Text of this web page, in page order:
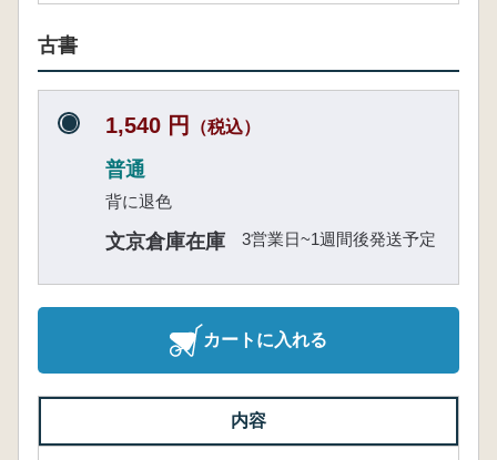
古書
1,540 円 （税込）
普通
背に退色
文京倉庫在庫 3営業日~1週間後発送予定
カートに入れる
内容